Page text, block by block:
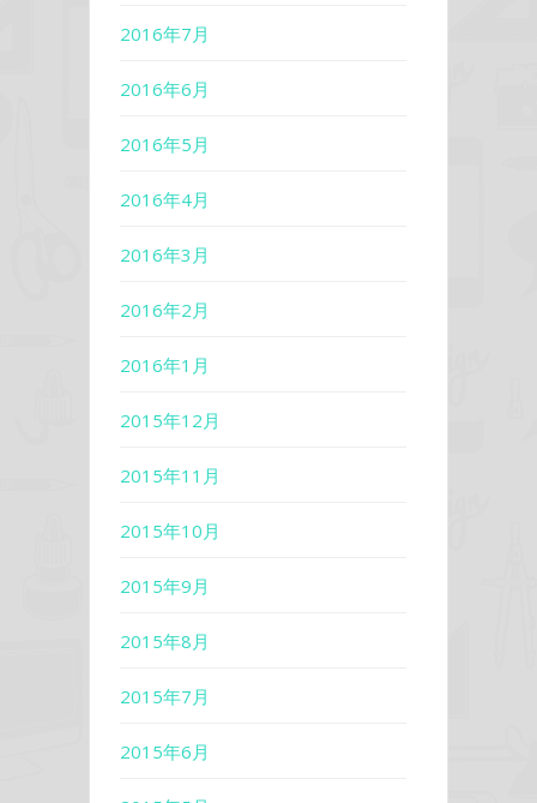
2016年7月
2016年6月
2016年5月
2016年4月
2016年3月
2016年2月
2016年1月
2015年12月
2015年11月
2015年10月
2015年9月
2015年8月
2015年7月
2015年6月